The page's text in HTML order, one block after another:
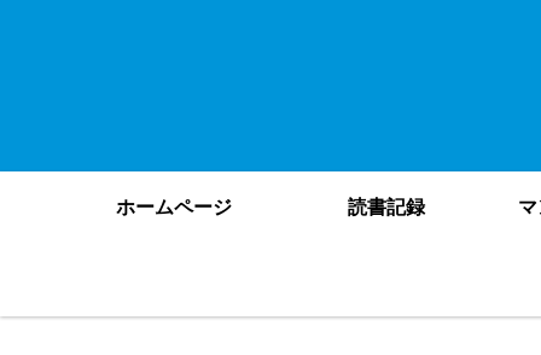
ホームページ 読書記録